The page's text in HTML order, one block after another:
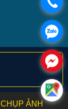
ẢNH